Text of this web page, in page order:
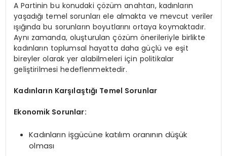
A Partinin bu konudaki çözüm anahtarı, kadınların
yaşadığı temel sorunları ele almakta ve mevcut veriler
ışığında bu sorunların boyutlarını ortaya koymaktadır.
Aynı zamanda, oluşturulan çözüm önerileriyle birlikte
kadınların toplumsal hayatta daha güçlü ve eşit
bireyler olarak yer alabilmeleri için politikalar
geliştirilmesi hedeflenmektedir.
Kadınların Karşılaştığı Temel Sorunlar
Ekonomik Sorunlar:
Kadınların işgücüne katılım oranının düşük
olması